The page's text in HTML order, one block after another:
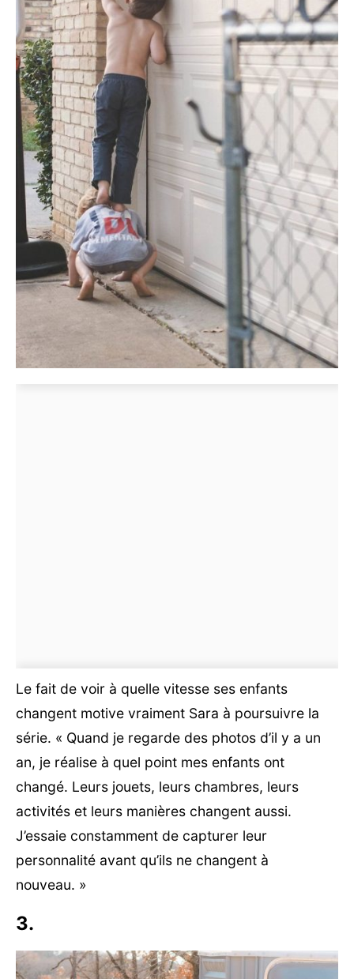
Le fait de voir à quelle vitesse ses enfants
changent motive vraiment Sara à poursuivre la
série. « Quand je regarde des photos d’il y a un
an, je réalise à quel point mes enfants ont
changé. Leurs jouets, leurs chambres, leurs
activités et leurs manières changent aussi.
J’essaie constamment de capturer leur
personnalité avant qu’ils ne changent à
nouveau. »
3.